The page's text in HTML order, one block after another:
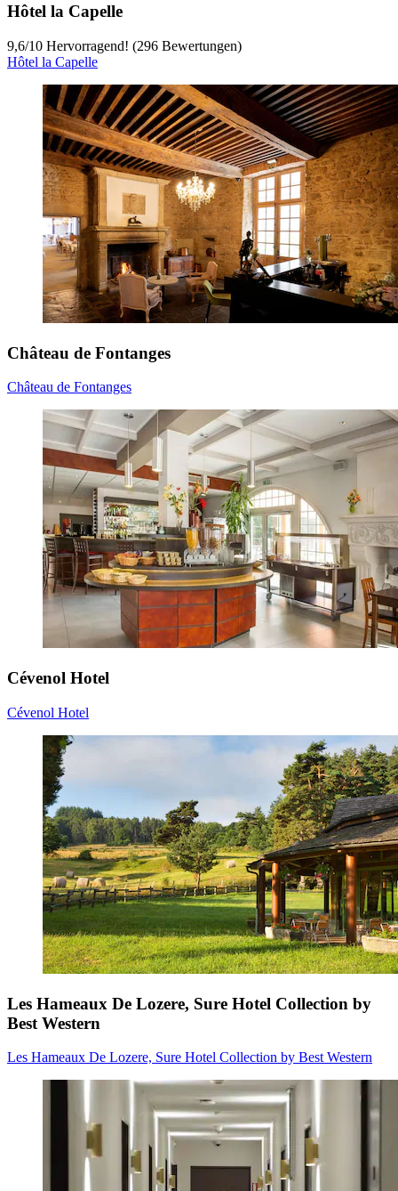
Hôtel la Capelle
9,6/10 Hervorragend! (296 Bewertungen)
Hôtel la Capelle
Château de Fontanges
Château de Fontanges
Cévenol Hotel
Cévenol Hotel
Les Hameaux De Lozere, Sure Hotel Collection by
Best Western
Les Hameaux De Lozere, Sure Hotel Collection by Best Western